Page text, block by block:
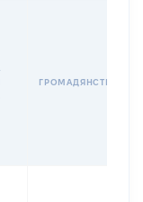
ГРОМАДЯНСТВО